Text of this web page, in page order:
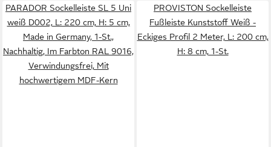
PARADOR Sockelleiste SL 5 Uni
weiß D002, L: 220 cm, H: 5 cm,
Made in Germany, 1-St.,
Nachhaltig, Im Farbton RAL 9016,
Verwindungsfrei, Mit
hochwertigem MDF-Kern
PROVISTON Sockelleiste
Fußleiste Kunststoff Weiß -
Eckiges Profil 2 Meter, L: 200 cm,
H: 8 cm, 1-St.